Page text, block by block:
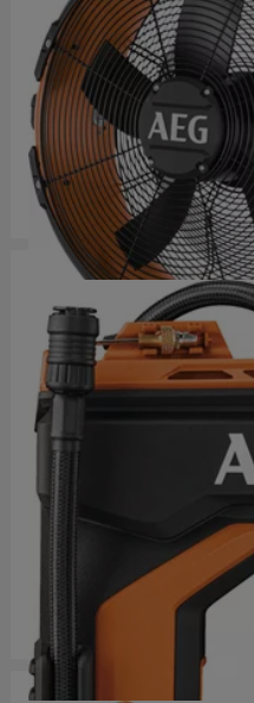
18V bezuhlíkový
18V